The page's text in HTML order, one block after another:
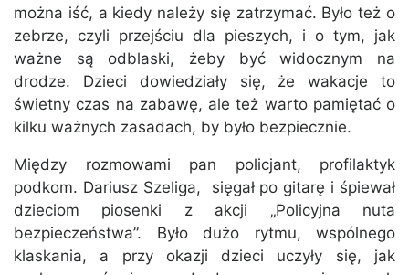
można iść, a kiedy należy się zatrzymać. Było też o
zebrze, czyli przejściu dla pieszych, i o tym, jak
ważne są odblaski, żeby być widocznym na
drodze. Dzieci dowiedziały się, że wakacje to
świetny czas na zabawę, ale też warto pamiętać o
kilku ważnych zasadach, by było bezpiecznie.
Między rozmowami pan policjant, profilaktyk
podkom. Dariusz Szeliga, sięgał po gitarę i śpiewał
dzieciom piosenki z akcji „Policyjna nuta
bezpieczeństwa”. Było dużo rytmu, wspólnego
klaskania, a przy okazji dzieci uczyły się, jak